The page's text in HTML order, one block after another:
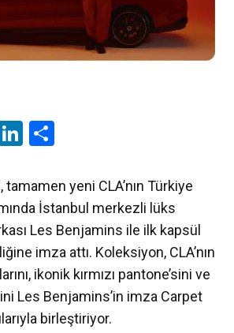
LinkedIn
yeni CLA’nın Türkiye
İstanbul merkezli lüks
Les Benjamins ile ilk kapsül
imza attı. Koleksiyon, CLA’nın
ikonik kırmızı pantone’sini ve
Les Benjamins’in imza Carpet
birleştiriyor.